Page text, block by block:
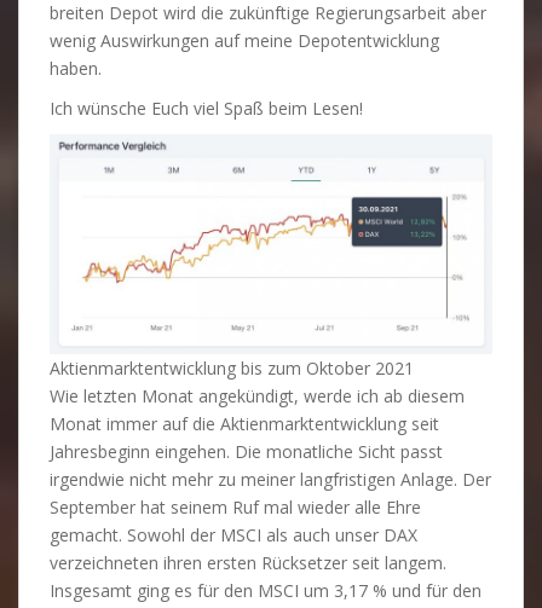
breiten Depot wird die zukünftige Regierungsarbeit aber
wenig Auswirkungen auf meine Depotentwicklung
haben.
Ich wünsche Euch viel Spaß beim Lesen!
Aktienmarktentwicklung bis zum Oktober 2021
Wie letzten Monat angekündigt, werde ich ab diesem
Monat immer auf die Aktienmarktentwicklung seit
Jahresbeginn eingehen. Die monatliche Sicht passt
irgendwie nicht mehr zu meiner langfristigen Anlage. Der
September hat seinem Ruf mal wieder alle Ehre
gemacht. Sowohl der MSCI als auch unser DAX
verzeichneten ihren ersten Rücksetzer seit langem.
Insgesamt ging es für den MSCI um 3,17 % und für den